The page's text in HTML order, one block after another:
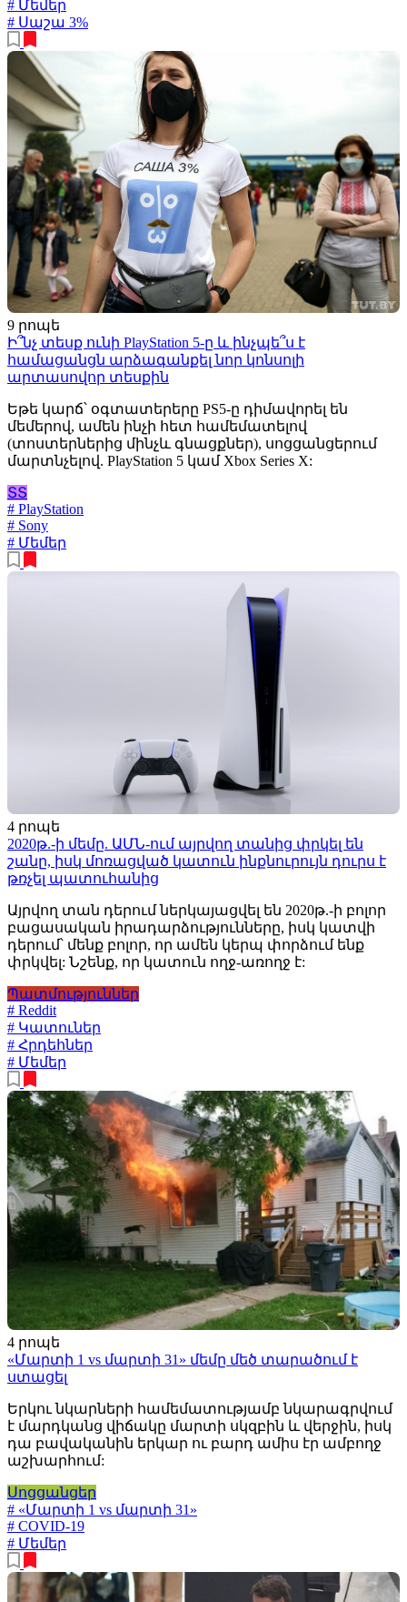
# Մեմեր
# Սաշա 3%
9 րոպե
Ի՞նչ տեսք ունի PlayStation 5-ը և ինչպե՞ս է
համացանցն արձագանքել նոր կոնսոլի
արտասովոր տեսքին
Եթե կարճ՝ օգտատերերը PS5-ը դիմավորել են
մեմերով, ամեն ինչի հետ համեմատելով
(տոստերներից մինչև գնացքներ), սոցցանցերում
մարտնչելով. PlayStation 5 կամ Xbox Series X:
ՏՏ
# PlayStation
# Sony
# Մեմեր
4 րոպե
2020թ.-ի մեմը. ԱՄՆ-ում այրվող տանից փրկել են
շանը, իսկ մոռացված կատուն ինքնուրույն դուրս է
թռչել պատուհանից
Այրվող տան դերում ներկայացվել են 2020թ.-ի բոլոր
բացասական իրադարձությունները, իսկ կատվի
դերում՝ մենք բոլոր, որ ամեն կերպ փորձում ենք
փրկվել: Նշենք, որ կատուն ողջ-առողջ է:
Պատմություններ
# Reddit
# Կատուներ
# Հրդեհներ
# Մեմեր
4 րոպե
«Մարտի 1 vs մարտի 31» մեմը մեծ տարածում է
ստացել
Երկու նկարների համեմատությամբ նկարագրվում
է մարդկանց վիճակը մարտի սկզբին և վերջին, իսկ
դա բավականին երկար ու բարդ ամիս էր ամբողջ
աշխարհում:
Սոցցանցեր
# «Մարտի 1 vs մարտի 31»
# COVID-19
# Մեմեր